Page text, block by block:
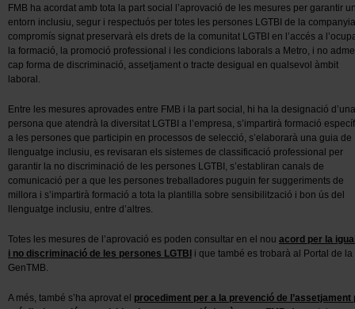
FMB ha acordat amb tota la part social l’aprovació de les mesures per garantir
entorn inclusiu, segur i respectuós per totes les persones LGTBI de la
compromís signat preservarà els drets de la comunitat LGTBI en l’accés a
la formació, la promoció professional i les condicions laborals a Metro, i no
cap forma de discriminació, assetjament o tracte desigual en qualsevol àmbit
laboral.
Entre les mesures aprovades entre FMB i la part social, hi ha la designació d’una
persona que atendrà la diversitat LGTBI a l’empresa, s’impartirà formació
a les persones que participin en processos de selecció, s’elaborarà una guia de
llenguatge inclusiu, es revisaran els sistemes de classificació professional per
garantir la no discriminació de les persones LGTBI, s’establiran canals de
comunicació per a que les persones treballadores puguin fer suggeriments de
millora i s’impartirà formació a tota la plantilla sobre sensibilització i bon ús del
llenguatge inclusiu, entre d’altres.
Totes les mesures de l’aprovació es poden consultar en el nou acord per la
i no discriminació de les persones LGTBI i que també es trobarà al Portal de la
GenTMB.
A més, també s’ha aprovat el procediment per a la prevenció de l’assetjament